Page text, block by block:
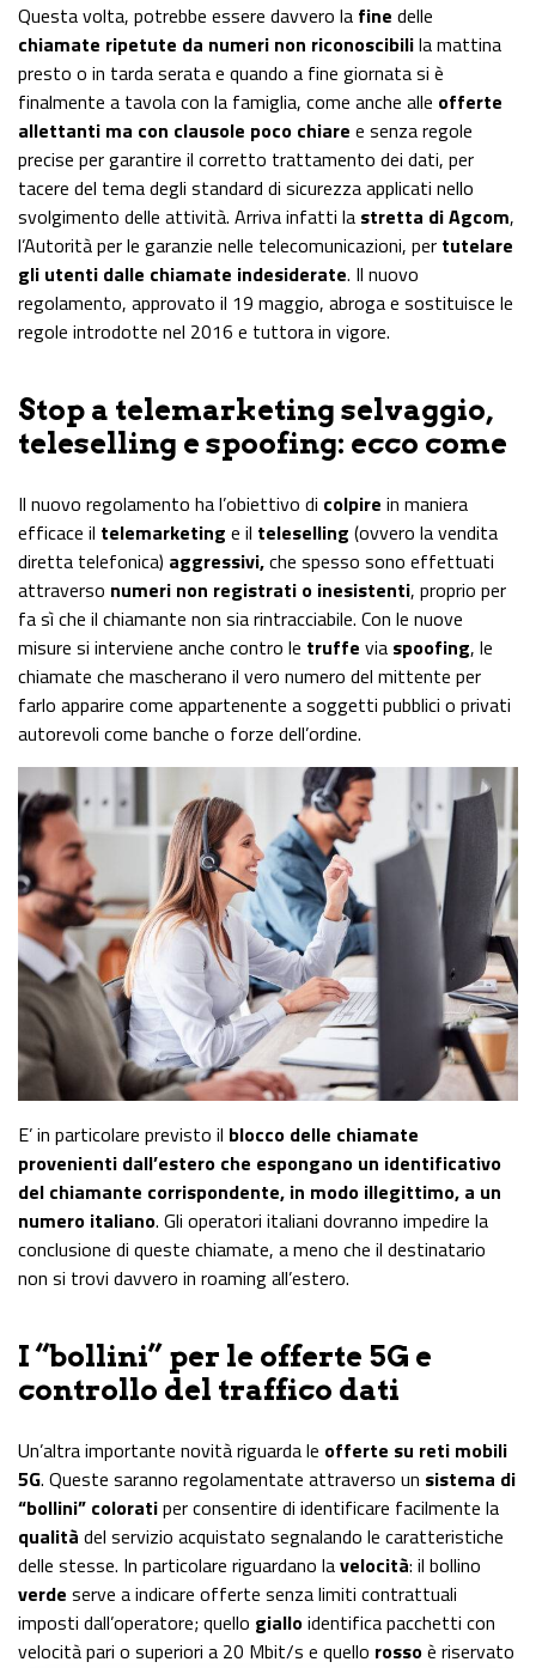
Questa volta, potrebbe essere davvero la fine delle
chiamate ripetute da numeri non riconoscibilila mattina
presto o in tarda serata e quando a fine giornata si è
finalmente a tavola con la famiglia, come anche alle offerte
allettanti ma con clausole poco chiare e senza regole
precise per garantire il corretto trattamento dei dati, per
tacere del tema degli standard di sicurezza applicati nello
svolgimento delle attività. Arriva infatti la stretta di Agcom,
l’Autorità per le garanzie nelle telecomunicazioni, per tutelare
gli utenti dalle chiamate indesiderate. Il nuovo
regolamento, approvato il 19 maggio, abroga e sostituisce le
regole introdotte nel 2016 e tuttora in vigore.
Stop a telemarketing selvaggio,
teleselling e spoofing: ecco come
Il nuovo regolamento ha l’obiettivo di colpire in maniera
efficace il telemarketing e il teleselling (ovvero la vendita
diretta telefonica) aggressivi,che spesso sono effettuati
attraverso numeri non registrati o inesistenti, proprio per
fa sì che il chiamante non sia rintracciabile. Con le nuove
misure si interviene anche contro le truffe via spoofing, le
chiamate che mascherano il vero numero del mittente per
farlo apparire come appartenente a soggetti pubblici o privati
autorevoli come banche o forze dell’ordine.
E’ in particolare previsto il blocco delle chiamate
provenienti dall’estero che espongano un identificativo
del chiamante corrispondente, in modo illegittimo, a un
numero italiano. Gli operatori italiani dovranno impedire la
conclusione di queste chiamate, a meno che il destinatario
non si trovi davvero in roaming all’estero.
I “bollini” per le offerte 5G e
controllo del traffico dati
Un’altra importante novità riguarda le offerte su reti mobili
5G. Queste saranno regolamentate attraverso un sistema di
“bollini” coloratiper consentire di identificare facilmente la
qualità del servizio acquistato segnalando le caratteristiche
delle stesse. In particolare riguardano lavelocità: il bollino
verde serve a indicare offerte senza limiti contrattuali
imposti dall’operatore; quello gialloidentifica pacchetti con
velocità pari o superiori a 20 Mbit/s e quello rossoè riservato